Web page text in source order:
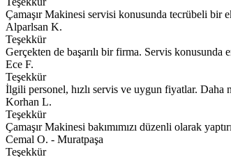
Çamaşır Makinesi servisi konusunda tecrübeli bir
Alparlsan K.
Teşekkür
Gerçekten de başarılı bir firma. Servis konusunda
Ece F.
Teşekkür
İlgili personel, hızlı servis ve uygun fiyatlar. Daha
Korhan L.
Teşekkür
Çamaşır Makinesi bakımımızı düzenli olarak
Cemal O. - Muratpaşa
Teşekkür